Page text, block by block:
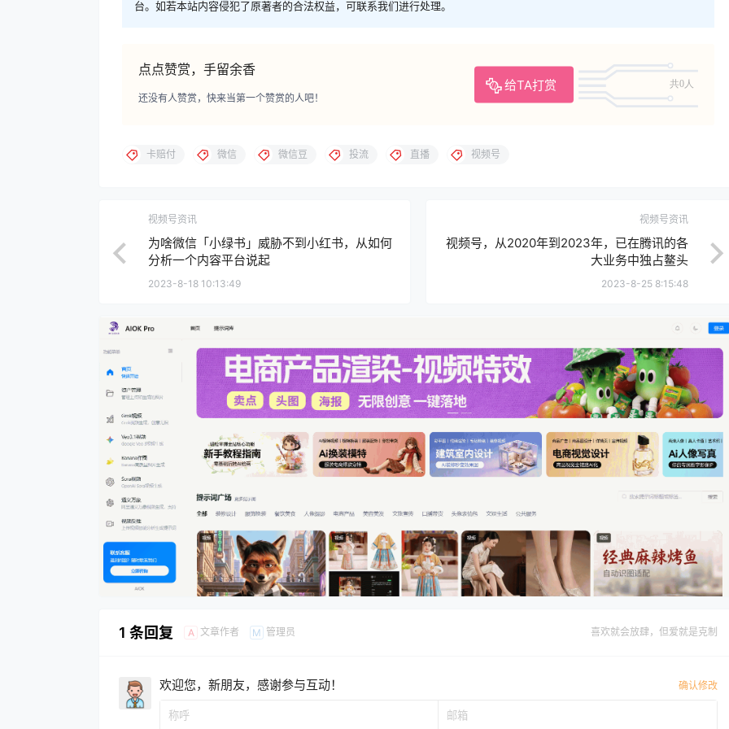
台。如若本站内容侵犯了原著者的合法权益，可联系我们进行处理。
点点赞赏，手留余香
给TA打赏 共0人
还没有人赞赏，快来当第一个赞赏的人吧！
卡赔付 微信 微信豆 投流 直播 视频号
视频号资讯
为啥微信「小绿书」威胁不到小红书，从如何
分析一个内容平台说起
2023-8-18 10:13:49
视频号资讯
视频号，从2020年到2023年，已在腾讯的各
大业务中独占鳌头
2023-8-25 8:15:48
1 条回复 A 文章作者 M 管理员 喜欢就会放肆，但爱就是克制
欢迎您，新朋友，感谢参与互动！ 确认修改